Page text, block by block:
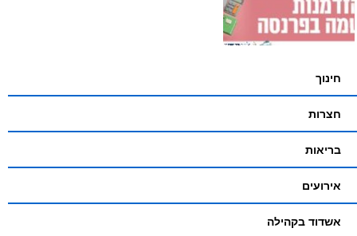
חינוך
חצרות
בריאות
אירועים
אשדוד בקהילה